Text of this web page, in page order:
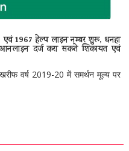
एवं 1967 हेल्प लाइन नम्बर शुरू, धनहा
दर्ज करा सकते शिकायत एवं
वर्ष 2019-20 में समर्थन मूल्य पर